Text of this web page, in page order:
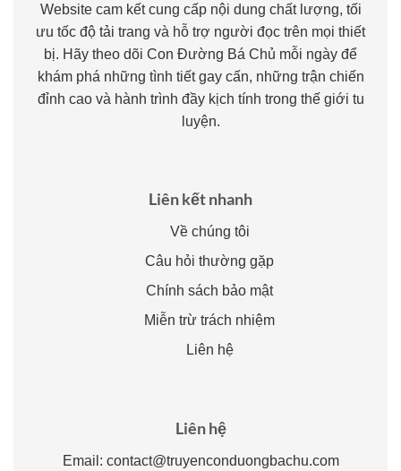
Website cam kết cung cấp nội dung chất lượng, tối
ưu tốc độ tải trang và hỗ trợ người đọc trên mọi thiết
bị. Hãy theo dõi Con Đường Bá Chủ mỗi ngày để
khám phá những tình tiết gay cấn, những trận chiến
đỉnh cao và hành trình đầy kịch tính trong thế giới tu
luyện.
Liên kết nhanh
Về chúng tôi
Câu hỏi thường gặp
Chính sách bảo mật
Miễn trừ trách nhiệm
Liên hệ
Liên hệ
Email: contact@truyenconduongbachu.com